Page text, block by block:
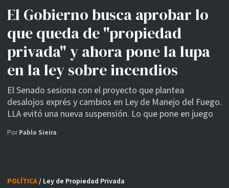
El Gobierno busca aprobar lo
que queda de "propiedad
privada" y ahora pone la lupa
en la ley sobre incendios
El Senado sesiona con el proyecto que plantea
desalojos exprés y cambios en Ley de Manejo del Fuego.
LLA evitó una nueva suspensión. Lo que pone en juego
PorPablo Sieira
POLÍTICA/ Ley de Propiedad Privada